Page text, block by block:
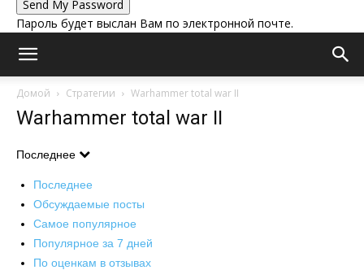
Пароль будет выслан Вам по электронной почте.
Домой Стратегии Warhammer total war II
Warhammer total war II
Последнее
Последнее
Обсуждаемые посты
Самое популярное
Популярное за 7 дней
По оценкам в отзывах